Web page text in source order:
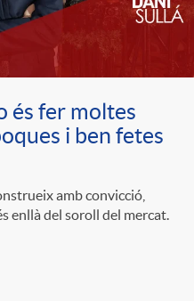
és fer moltes
i ben fetes
amb convicció,
enllà del soroll del mercat.